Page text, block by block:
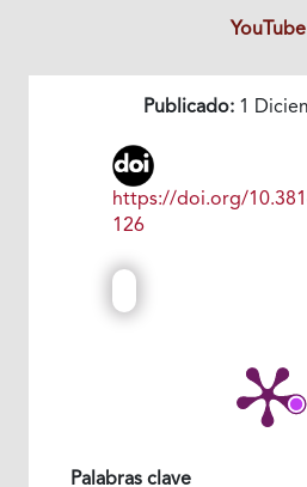
YouTube
Publicado:1
https://doi.org/
126
Palabras clave